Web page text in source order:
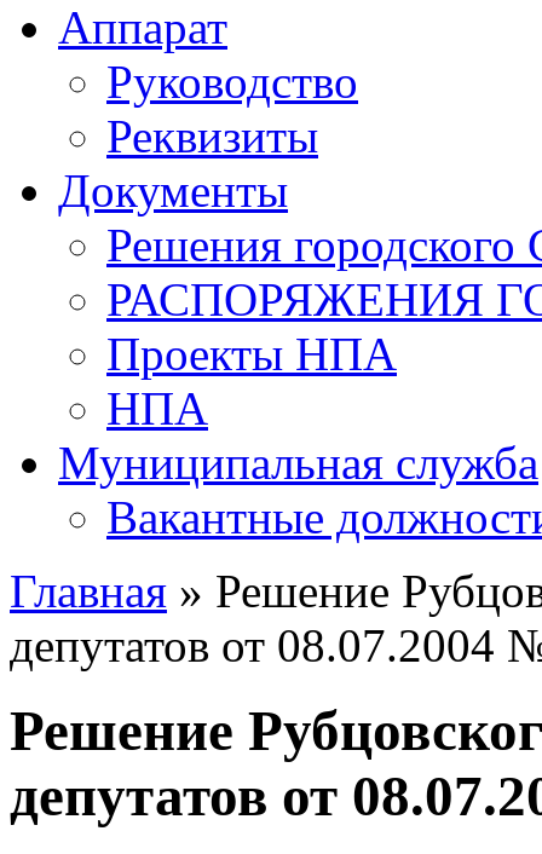
Аппарат
Руководство
Реквизиты
Документы
Решения городского
РАСПОРЯЖЕНИЯ
Проекты НПА
НПА
Муниципальная служба
Вакантные
Главная » Решение
депутатов от 08.07.2004
Решение
депутатов от